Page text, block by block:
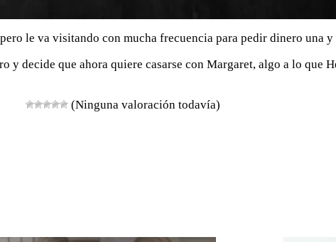
le va visitando con mucha frecuencia para pedir dinero una y
decide que ahora quiere casarse con Margaret, algo a lo que
(Ninguna valoración todavía)